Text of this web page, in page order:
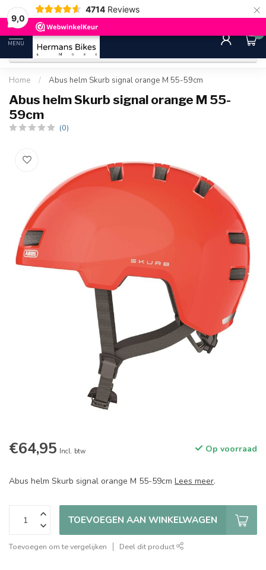
9,0
4714 Reviews ×
30 dagen bedenktijd Gratis
MENU
0
Home / Abus helm Skurb signal orange M 55-59cm
Abus helm Skurb signal orange M 55-
59cm
(0)
€64,95 Incl. btw Op voorraad
Abus helm Skurb signal orange M 55-59cm Lees meer.
TOEVOEGEN AAN WINKELWAGEN
Toevoegen om te vergelijken Deel dit product